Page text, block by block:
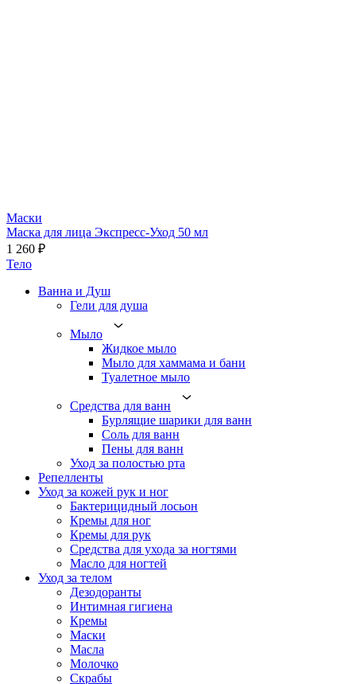
Маски
Маска для лица Экспресс-Уход 50 мл
1 260 ₽
Тело
Ванна и Душ
Гели для душа
Мыло
Жидкое мыло
Мыло для хаммама и бани
Туалетное мыло
Средства для ванн
Бурлящие шарики для ванн
Соль для ванн
Пены для ванн
Уход за полостью рта
Репелленты
Уход за кожей рук и ног
Бактерицидный лосьон
Кремы для ног
Кремы для рук
Средства для ухода за ногтями
Масло для ногтей
Уход за телом
Дезодоранты
Интимная гигиена
Кремы
Маски
Масла
Молочко
Скрабы